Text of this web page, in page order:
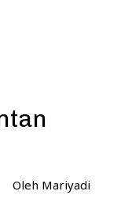
Oleh Mariyadi